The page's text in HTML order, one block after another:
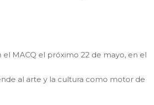
el MACQ el próximo 22 de mayo, en el
al arte y la cultura como motor de